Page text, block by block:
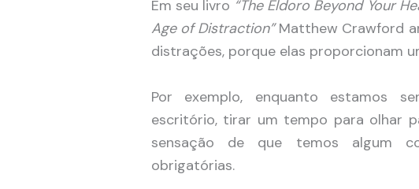
Em seu livro “The Eldoro Beyond Your
Age of Distraction”Matthew Crawford
distrações, porque elas proporcionam
Por exemplo, enquanto estamos
escritório, tirar um tempo para olhar
sensação de que temos algum
obrigatórias.